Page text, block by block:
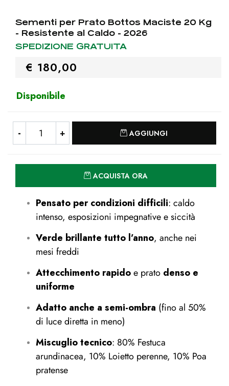
Sementi per Prato Bottos Maciste 20 Kg
- Resistente al Caldo - 2026
SPEDIZIONE GRATUITA
€ 180,00
Disponibile
AGGIUNGI
ACQUISTA ORA
Pensato per condizioni difficili: caldo
intenso, esposizioni impegnative e siccità
Verde brillante tutto l’anno, anche nei
mesi freddi
Attecchimento rapidoe prato denso e
uniforme
Adatto anche a semi-ombra (fino al 50%
di luce diretta in meno)
Miscuglio tecnico: 80% Festuca
arundinacea, 10% Loietto perenne, 10% Poa
pratense